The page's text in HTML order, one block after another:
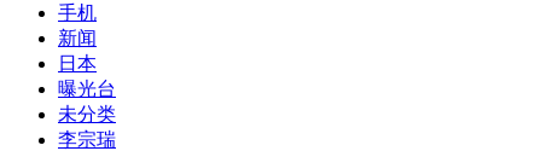
手机
新闻
日本
曝光台
未分类
李宗瑞